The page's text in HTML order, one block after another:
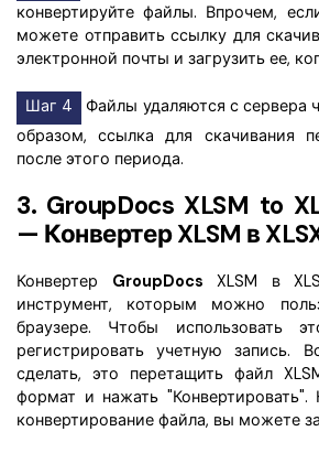
конвертируйте файлы. Впрочем,
можете отправить ссылку для
электронной почты и загрузить ее,
Шаг 4
Файлы удаляются с сервера
образом, ссылка для скачивания
после этого периода.
3. GroupDocs XLSM to
— Конвертер XLSM в
Конвертер GroupDocs XLSM в
инструмент, которым можно
браузере. Чтобы использовать
регистрировать учетную запись.
сделать, это перетащить файл
формат и нажать "Конвертировать".
конвертирование файла, вы можете